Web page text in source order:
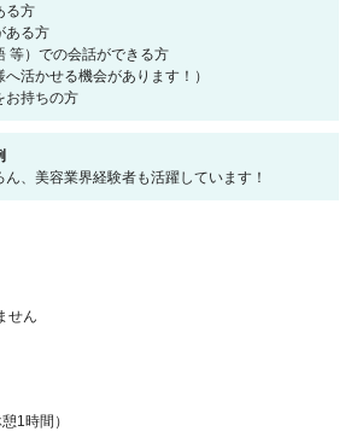
る方
ある方
等）での会話ができる方
へ活かせる機会があります！）
持ちの方
、美容業界経験者も活躍しています！
せん
1時間）